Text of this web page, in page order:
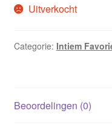
Uitverkocht
Categorie: Intiem
Beoordelingen (0)